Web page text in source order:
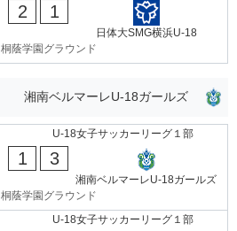
2 1
日体大SMG横浜U-18
桐蔭学園グラウンド
湘南ベルマーレU-18ガールズ
U-18女子サッカーリーグ１部
1 3
湘南ベルマーレU-18ガールズ
桐蔭学園グラウンド
U-18女子サッカーリーグ１部